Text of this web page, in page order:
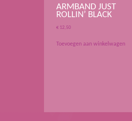
ARMBAND JUST
ROLLIN’ BLACK
€ 12,50
Toevoegen aan winkelwagen